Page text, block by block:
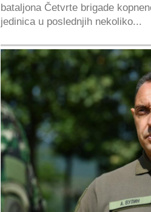
bataljona Četvrte brigade
jedinica u poslednjih nekoliko...